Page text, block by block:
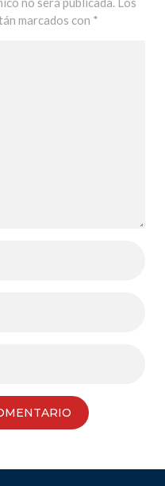
marcados con *